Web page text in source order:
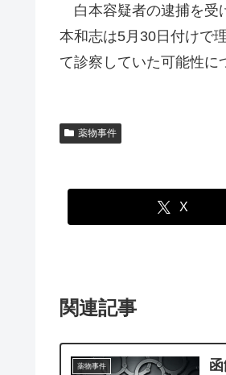
白本容疑者の逮捕を受
本和志は5月30日付けで
て診察していた可能性に
薬物事件
X
関連記事
薬物事件